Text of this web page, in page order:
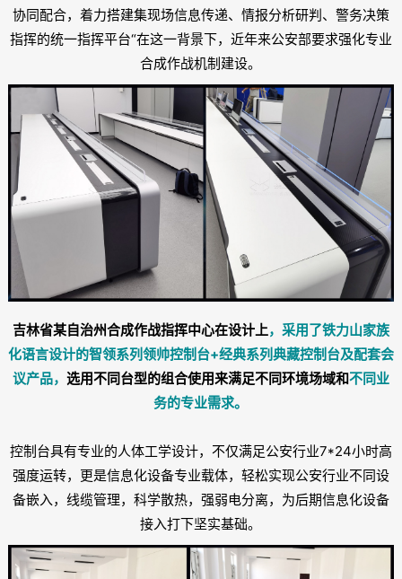
协同配合，着力搭建集现场信息传递、情报分析研判、警务决策
指挥的统一指挥平台“在这一背景下，近年来公安部要求强化专业
合成作战机制建设。
吉林省某自治州合成作战指挥中心在设计上， 采用了铁力山家族
化语言设计的智领系列领帅控制台+经典系列典藏控制台及配套会
议产品， 选用不同台型的组合使用来满足不同环境场域和不同业
务的专业需求。
控制台具有专业的人体工学设计，不仅满足公安行业7*24小时高
强度运转，更是信息化设备专业载体，轻松实现公安行业不同设
备嵌入，线缆管理，科学散热，强弱电分离，为后期信息化设备
接入打下坚实基础。